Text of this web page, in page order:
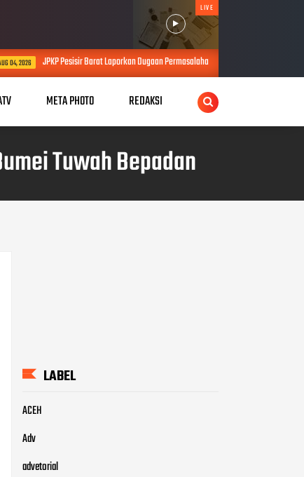
LIVE
Laporkan Dugaan Permasalahan Proyek SPAM Senilai Lebih dari Rp4 Miliar ke Kejati
META PHOTO REDAKSI
Tuwah Bepadan
LABEL
ACEH
Adv
advetorial